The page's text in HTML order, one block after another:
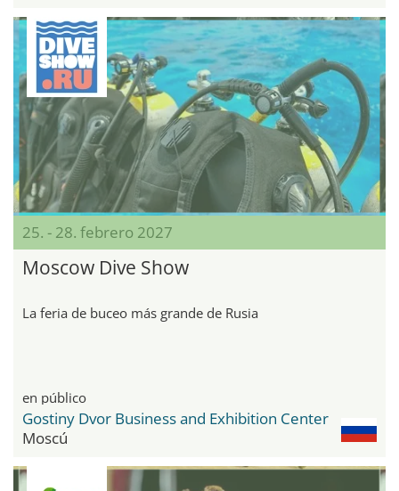
25. - 28. febrero 2027
Moscow Dive Show
La feria de buceo más grande de Rusia
en público
Gostiny Dvor Business and Exhibition Center
Moscú